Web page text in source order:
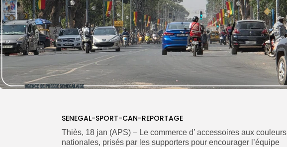
SANTE
SENEGAL-SPORT-CAN-REPORTAGE
Thiès, 18 jan (APS) – Le commerce d’ accessoires aux couleurs
nationales, prisés par les supporters pour encourager l’équipe